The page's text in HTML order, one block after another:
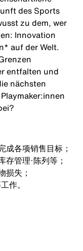
des Sports
zu dem, wer
Innovation
auf der Welt.
entfalten und
nächsten
成各项销售目标；
管理·陈列等；
损失；
作。